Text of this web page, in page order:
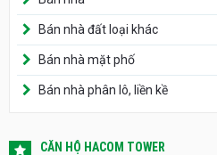
Bán nhà đất loại khác
Bán nhà mặt phố
Bán nhà phân lô, liền kề
CĂN HỘ HACOM TOWER